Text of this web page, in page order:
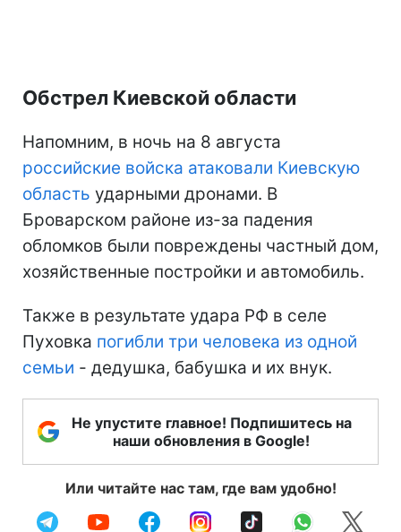
Обстрел Киевской области
Напомним, в ночь на 8 августа
российские войска атаковали Киевскую
область ударными дронами. В
Броварском районе из-за падения
обломков были повреждены частный дом,
хозяйственные постройки и автомобиль.
Также в результате удара РФ в селе
Пуховка погибли три человека из одной
семьи - дедушка, бабушка и их внук.
Не упустите главное! Подпишитесь на
наши обновления в Google!
Или читайте нас там, где вам удобно!